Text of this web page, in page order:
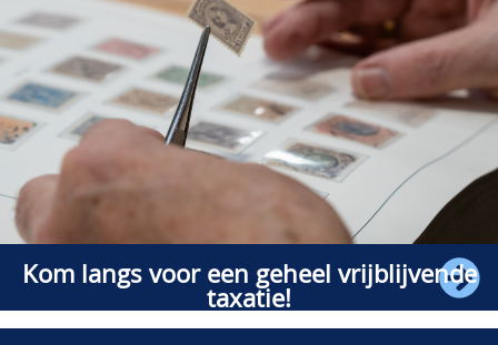
Kom langs voor een geheel vrijblijvende
taxatie!
U bent van harte welkom van maandag tot en